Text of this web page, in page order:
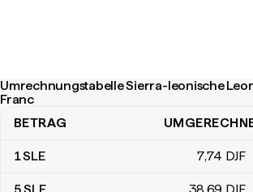
Umrechnungstabelle Sierra-leonische
Franc
Umrechnungstabelle Sierra-leonische
BETRAG
1SLE 7,74 DJF